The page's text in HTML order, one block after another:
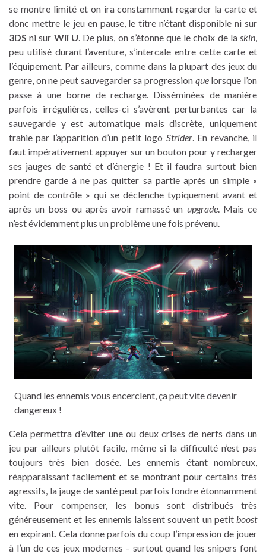
se montre limité et on ira constamment regarder la carte et
donc mettre le jeu en pause, le titre n’étant disponible ni sur
3DS ni sur Wii U. De plus, on s’étonne que le choix de laskin,
peu utilisé durant l’aventure, s’intercale entre cette carte et
l’équipement. Par ailleurs, comme dans la plupart des jeux du
genre, on ne peut sauvegarder sa progression quelorsque l’on
passe à une borne de recharge. Disséminées de manière
parfois irrégulières, celles-ci s’avèrent perturbantes car la
sauvegarde y est automatique mais discrète, uniquement
trahie par l’apparition d’un petit logo Strider. En revanche, il
faut impérativement appuyer sur un bouton pour y recharger
ses jauges de santé et d’énergie ! Et il faudra surtout bien
prendre garde à ne pas quitter sa partie après un simple «
point de contrôle » qui se déclenche typiquement avant et
après un boss ou après avoir ramassé un upgrade. Mais ce
n’est évidemment plus un problème une fois prévenu.
Quand les ennemis vous encerclent, ça peut vite devenir
dangereux !
Cela permettra d’éviter une ou deux crises de nerfs dans un
jeu par ailleurs plutôt facile, même si la difficulté n’est pas
toujours très bien dosée. Les ennemis étant nombreux,
réapparaissant facilement et se montrant pour certains très
agressifs, la jauge de santé peut parfois fondre étonnamment
vite. Pour compenser, les bonus sont distribués très
généreusement et les ennemis laissent souvent un petit boost
en expirant. Cela donne parfois du coup l’impression de jouer
à l’un de ces jeux modernes – surtout quand les snipers font